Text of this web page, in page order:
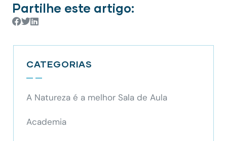
Partilhe este artigo:
CATEGORIAS
A Natureza é a melhor Sala de Aula
Academia